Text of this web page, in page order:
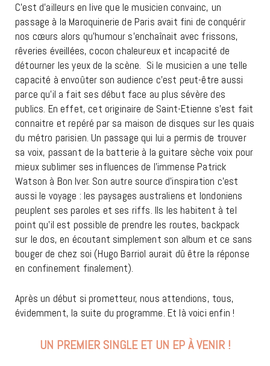
C’est d’ailleurs en live que le musicien convainc, un
passage à la Maroquinerie de Paris avait fini de conquérir
nos cœurs alors qu’humour s’enchaînait avec frissons,
rêveries éveillées, cocon chaleureux et incapacité de
détourner les yeux de la scène. Si le musicien a une telle
capacité à envoûter son audience c’est peut-être aussi
parce qu’il a fait ses début face au plus sévère des
publics. En effet, cet originaire de Saint-Etienne s’est fait
connaitre et repéré par sa maison de disques sur les quais
du métro parisien. Un passage qui lui a permis de trouver
sa voix, passant de la batterie à la guitare sèche voix pour
mieux sublimer ses influences de l’immense Patrick
Watson à Bon Iver. Son autre source d’inspiration c’est
aussi le voyage : les paysages australiens et londoniens
peuplent ses paroles et ses riffs. Ils les habitent à tel
point qu’il est possible de prendre les routes, backpack
sur le dos, en écoutant simplement son album et ce sans
bouger de chez soi (Hugo Barriol aurait dû être la réponse
en confinement finalement).
Après un début si prometteur, nous attendions, tous,
évidemment, la suite du programme. Et là voici enfin !
UN PREMIER SINGLE ET UN EP À VENIR !